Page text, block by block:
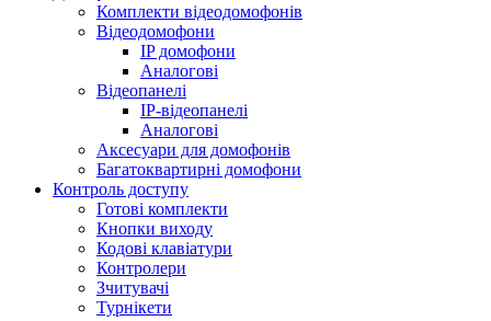
Комплекти відеодомофонів
Відеодомофони
IP домофони
Аналогові
Відеопанелі
IP-відеопанелі
Аналогові
Аксесуари для домофонів
Багатоквартирні домофони
Контроль доступу
Готові комплекти
Кнопки виходу
Кодові клавіатури
Контролери
Зчитувачі
Турнікети